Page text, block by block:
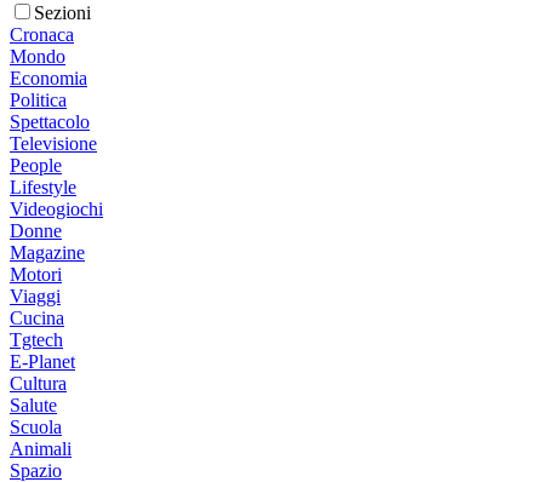
Sezioni
Cronaca
Mondo
Economia
Politica
Spettacolo
Televisione
People
Lifestyle
Videogiochi
Donne
Magazine
Motori
Viaggi
Cucina
Tgtech
E-Planet
Cultura
Salute
Scuola
Animali
Spazio